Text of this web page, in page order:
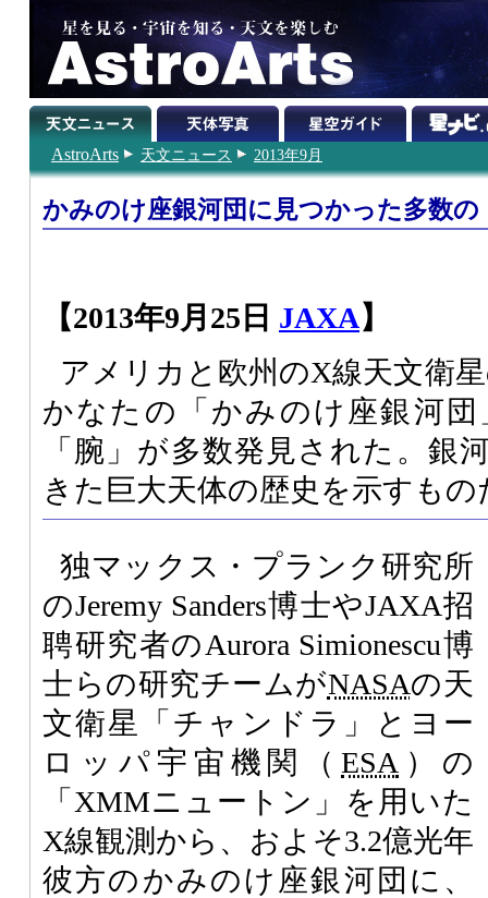
AstroArts 天文ニュース 2013年9月
かみのけ座銀河団に見つかった多数の
【2013年9月25日 JAXA】
アメリカと欧州のX線天文衛
かなたの「かみのけ座銀河
「腕」が多数発見された。銀
きた巨大天体の歴史を示すもの
独マックス・プランク研究所
のJeremy Sanders博士やJAXA招
聘研究者のAurora Simionescu博
士らの研究チームがNASAの天
文衛星「チャンドラ」とヨー
ロッパ宇宙機関（ESA ）の
「XMMニュートン」を用いた
X線観測から、およそ3.2億光年
彼方のかみのけ座銀河団に、